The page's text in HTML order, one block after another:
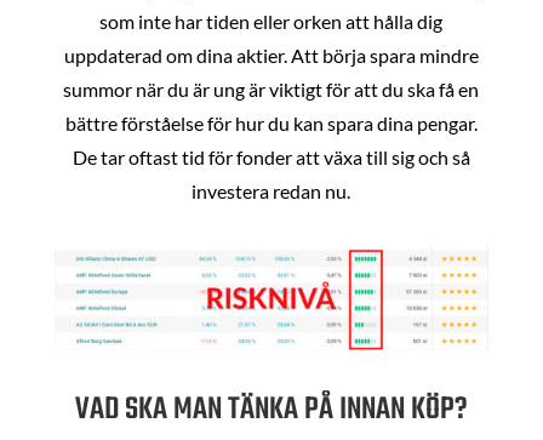
som inte har tiden eller orken att hålla dig
uppdaterad om dina aktier. Att börja spara mindre
summor när du är ung är viktigt för att du ska få en
bättre förståelse för hur du kan spara dina pengar.
De tar oftast tid för fonder att växa till sig och så
investera redan nu.
VAD SKA MAN TÄNKA PÅ INNAN KÖP?